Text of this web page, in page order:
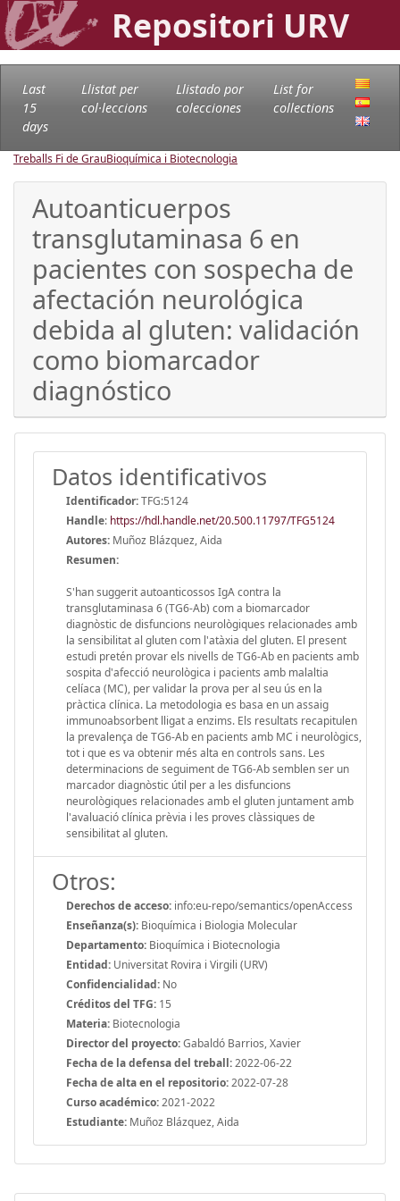
Repositori URV
Last
15
days
Llistat per
col·leccions
Llistado por
colecciones
List for
collections
Treballs Fi de GrauBioquímica i Biotecnologia
Autoanticuerpos
transglutaminasa 6 en
pacientes con sospecha de
afectación neurológica
debida al gluten: validación
como biomarcador
diagnóstico
Datos identificativos
Identificador:TFG:5124
Handle: https://hdl.handle.net/20.500.11797/TFG5124
Autores: Muñoz Blázquez, Aida
Resumen:
S'han suggerit autoanticossos IgA contra la
transglutaminasa 6 (TG6-Ab) com a biomarcador
diagnòstic de disfuncions neurològiques relacionades amb
la sensibilitat al gluten com l'atàxia del gluten. El present
estudi pretén provar els nivells de TG6-Ab en pacients amb
sospita d'afecció neurològica i pacients amb malaltia
celíaca (MC), per validar la prova per al seu ús en la
pràctica clínica. La metodologia es basa en un assaig
immunoabsorbent lligat a enzims. Els resultats recapitulen
la prevalença de TG6-Ab en pacients amb MC i neurològics,
tot i que es va obtenir més alta en controls sans. Les
determinacions de seguiment de TG6-Ab semblen ser un
marcador diagnòstic útil per a les disfuncions
neurològiques relacionades amb el gluten juntament amb
l'avaluació clínica prèvia i les proves clàssiques de
sensibilitat al gluten.
Otros:
Derechos de acceso: info:eu-repo/semantics/openAccess
Enseñanza(s): Bioquímica i Biologia Molecular
Departamento: Bioquímica i Biotecnologia
Entidad: Universitat Rovira i Virgili (URV)
Confidencialidad: No
Créditos del TFG: 15
Materia: Biotecnologia
Director del proyecto:Gabaldó Barrios, Xavier
Fecha de la defensa del treball:2022-06-22
Fecha de alta en el repositorio:2022-07-28
Curso académico:2021-2022
Estudiante: Muñoz Blázquez, Aida